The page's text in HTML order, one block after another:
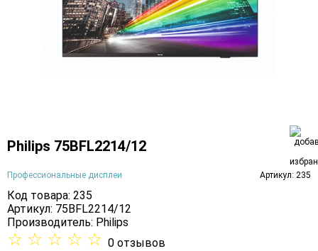
Philips 75BFL2214/12
Профессиональные дисплеи Артикул: 235
Код товара: 235
Артикул: 75BFL2214/12
Производитель: Philips
☆ ☆ ☆ ☆ ☆ 0 отзывов